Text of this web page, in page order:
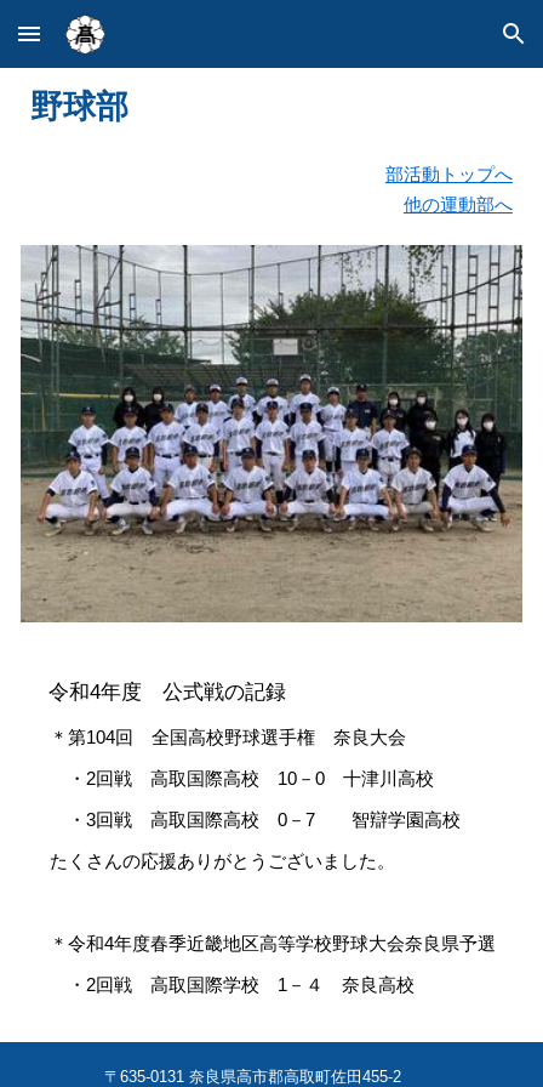
Skip to main content Skip to navigation
野球部
部活動トップへ
他の運動部へ
令和4年度 公式戦の記録
＊第104回 全国高校野球選手権 奈良大会
・2回戦 高取国際高校 10－0 十津川高校
・3回戦 高取国際高校 0－7 智辯学園高校
たくさんの応援ありがとうございました。
＊令和4年度春季近畿地区高等学校野球大会奈良県予選
・2回戦 高取国際学校 1－４ 奈良高校
〒635-0131 奈良県高市郡高取町佐田455-2